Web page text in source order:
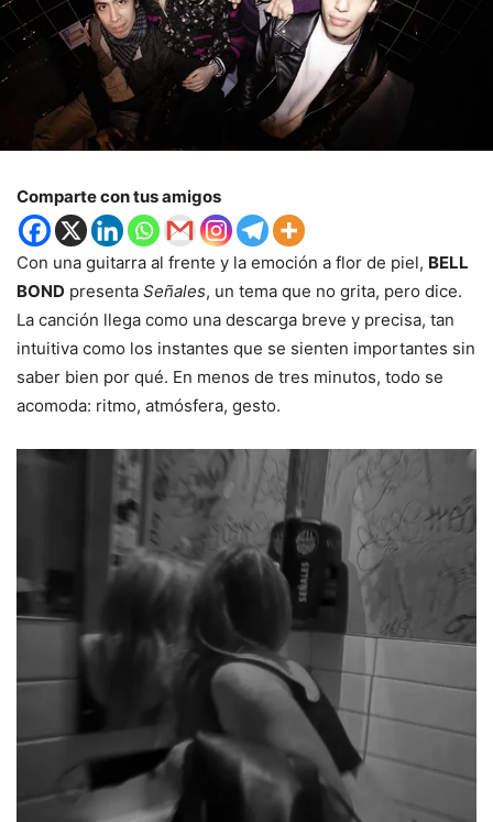
Comparte con tus amigos
Con una guitarra al frente y la emoción a flor de piel, BELL
BOND presenta Señales, un tema que no grita, pero dice.
La canción llega como una descarga breve y precisa, tan
intuitiva como los instantes que se sienten importantes sin
saber bien por qué. En menos de tres minutos, todo se
acomoda: ritmo, atmósfera, gesto.